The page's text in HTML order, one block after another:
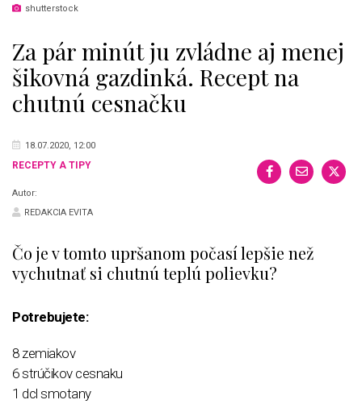
shutterstock
Za pár minút ju zvládne aj menej
šikovná gazdinká. Recept na
chutnú cesnačku
18.07.2020, 12:00
RECEPTY A TIPY
Autor:
REDAKCIA EVITA
Čo je v tomto upršanom počasí lepšie než
vychutnať si chutnú teplú polievku?
Potrebujete:
8 zemiakov
6 strúčikov cesnaku
1 dcl smotany